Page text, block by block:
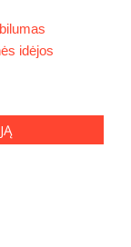
idėjos